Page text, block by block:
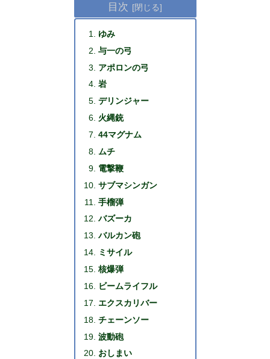
目次
ゆみ
与一の弓
アポロンの弓
岩
デリンジャー
火縄銃
44マグナム
ムチ
電撃鞭
サブマシンガン
手榴弾
バズーカ
バルカン砲
ミサイル
核爆弾
ビームライフル
エクスカリバー
チェーンソー
波動砲
おしまい